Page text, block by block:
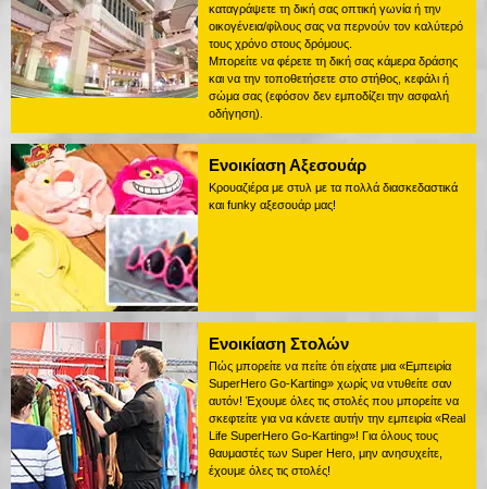
καταγράψετε τη δική σας οπτική γωνία ή την
οικογένεια/φίλους σας να περνούν τον καλύτερό
τους χρόνο στους δρόμους.
Μπορείτε να φέρετε τη δική σας κάμερα δράσης
και να την τοποθετήσετε στο στήθος, κεφάλι ή
σώμα σας (εφόσον δεν εμποδίζει την ασφαλή
οδήγηση).
Ενοικίαση Αξεσουάρ
Κρουαζιέρα με στυλ με τα πολλά διασκεδαστικά
και funky αξεσουάρ μας!
Ενοικίαση Στολών
Πώς μπορείτε να πείτε ότι είχατε μια «Εμπειρία
SuperHero Go-Karting» χωρίς να ντυθείτε σαν
αυτόν! Έχουμε όλες τις στολές που μπορείτε να
σκεφτείτε για να κάνετε αυτήν την εμπειρία «Real
Life SuperHero Go-Karting»! Για όλους τους
θαυμαστές των Super Hero, μην ανησυχείτε,
έχουμε όλες τις στολές!